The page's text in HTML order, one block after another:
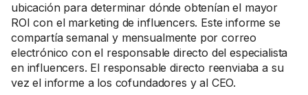
ubicación para determinar dónde obtenían el mayor
ROI con el marketing de influencers. Este informe se
compartía semanal y mensualmente por correo
electrónico con el responsable directo del especialista
en influencers. El responsable directo reenviaba a su
vez el informe a los cofundadores y al CEO.